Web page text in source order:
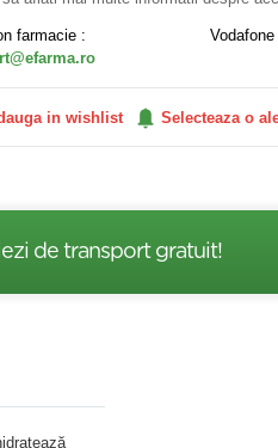
farmacie : Vodafone
in wishlist Selecteaza o
de transport gratuit!